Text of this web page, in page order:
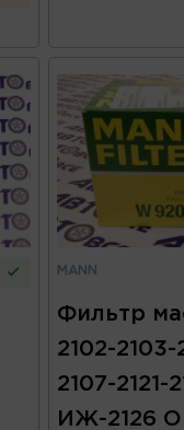
MANN
Фильтр
2102-2103-
2107-2121-
ИЖ-2126